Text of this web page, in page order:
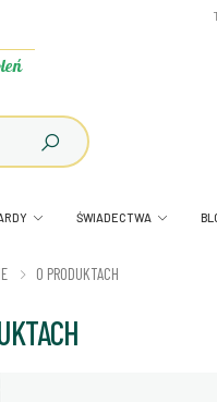
ŚWIADECTWA
O PRODUKTACH